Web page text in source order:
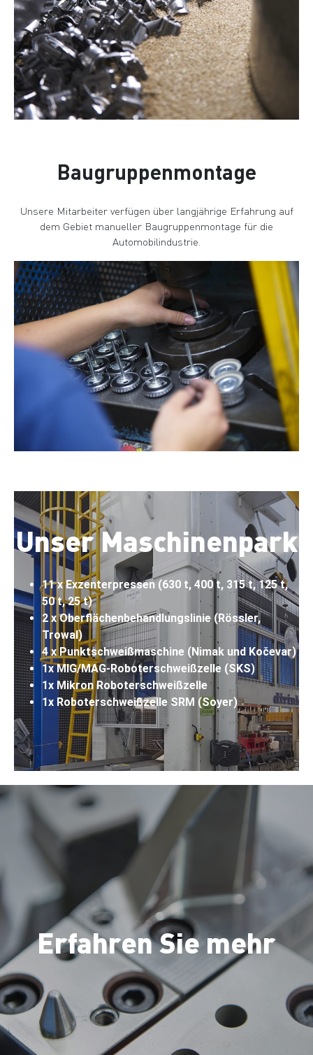
Baugruppenmontage
Unsere Mitarbeiter verfügen über langjährige Erfahrung auf
dem Gebiet manueller Baugruppenmontage für die
Automobilindustrie.
Unser Maschinenpark
11 x Exzenterpressen (630 t, 400 t, 315 t, 125 t,
50 t, 25 t)
2 x Oberflächenbehandlungslinie (Rössler,
Trowal)
4 x Punktschweißmaschine (Nimak und Kočevar)
1x MIG/MAG-Roboterschweißzelle (SKS)
1x Mikron Roboterschweißzelle
1x Roboterschweißzelle SRM (Soyer)
Erfahren Sie mehr